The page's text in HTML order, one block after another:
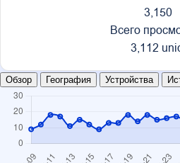
3,150
Всего
3,112
Обзор География Устройства